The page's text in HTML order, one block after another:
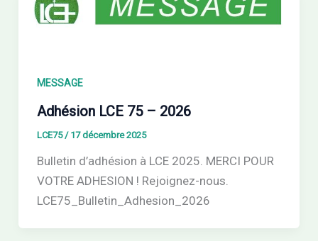
MESSAGE
Adhésion LCE 75 – 2026
LCE75 / 17 décembre 2025
Bulletin d’adhésion à LCE 2025. MERCI POUR
VOTRE ADHESION ! Rejoignez-nous.
LCE75_Bulletin_Adhesion_2026